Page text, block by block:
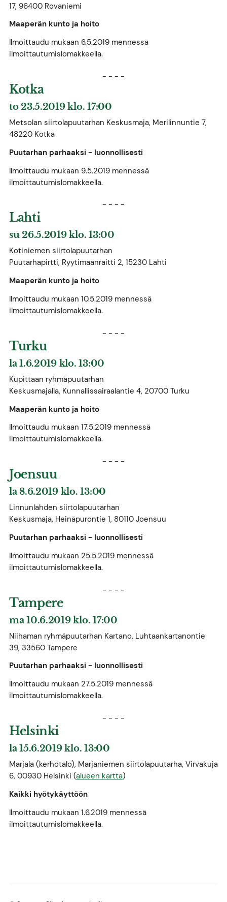
17, 96400 Rovaniemi
Maaperän kunto ja hoito​
Ilmoittaudu mukaan 6.5.2019 mennessä
ilmoittautumislomakkeella.
- - - -
Kotka
to 23.5.2019 klo. 17:00
Metsolan siirtolapuutarhan Keskusmaja, Merilinnuntie 7,
48220 Kotka
Puutarhan parhaaksi - luonnollisesti
Ilmoittaudu mukaan 9.5.2019 mennessä
ilmoittautumislomakkeella.
- - - -
Lahti
su 26.5.2019 klo. 13:00
Kotiniemen siirtolapuutarhan
Puutarhapirtti, Ryytimaanraitti 2, 15230 Lahti
Maaperän kunto ja hoito
Ilmoittaudu mukaan 10.5.2019 mennessä
ilmoittautumislomakkeella.
- - - -
Turku
la 1.6.2019 klo. 13:00
Kupittaan ryhmäpuutarhan
Keskusmajalla, Kunnallissairaalantie 4, 20700 Turku
Maaperän kunto ja hoito
Ilmoittaudu mukaan 17.5.2019 mennessä
ilmoittautumislomakkeella.
- - - -
Joensuu
la 8.6.2019 klo. 13:00
Linnunlahden siirtolapuutarhan
Keskusmaja, Heinäpurontie 1, 80110 Joensuu
Puutarhan parhaaksi - luonnollisesti
Ilmoittaudu mukaan 25.5.2019 mennessä
ilmoittautumislomakkeella.
- - - -
Tampere
ma 10.6.2019 klo. 17:00
Niihaman ryhmäpuutarhan Kartano, Luhtaankartanontie
39, 33560 Tampere
Puutarhan parhaaksi - luonnollisesti
Ilmoittaudu mukaan 27.5.2019 mennessä
ilmoittautumislomakkeella.
- - - -
Helsinki
la 15.6.2019 klo. 13:00
Marjala (kerhotalo), Marjaniemen siirtolapuutarha, Virvakuja
6, 00930 Helsinki (alueen kartta)
Kaikki hyötykäyttöön
Ilmoittaudu mukaan 1.6.2019 mennessä
ilmoittautumislomakkeella.